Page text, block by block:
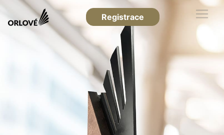
Registrace